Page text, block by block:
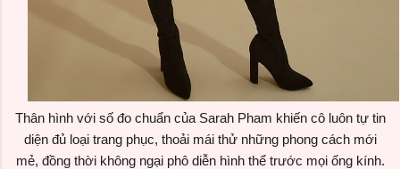
Thân hình với số đo chuẩn của Sarah Pham khiến cô luôn tự tin
diện đủ loại trang phục, thoải mái thử những phong cách mới
mẻ, đồng thời không ngại phô diễn hình thể trước mọi ống kính.